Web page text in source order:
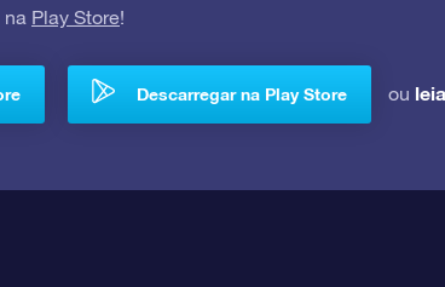
na Play Store!
Descarregar na Play Store ou